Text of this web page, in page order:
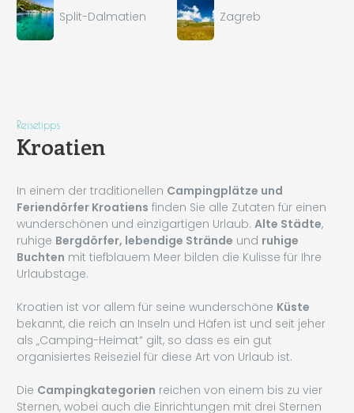
Split-Dalmatien Zagreb
Reisetipps
Kroatien
In einem der traditionellen Campingplätze und
Feriendörfer Kroatiens finden Sie alle Zutaten für einen
wunderschönen und einzigartigen Urlaub. Alte Städte,
ruhige Bergdörfer, lebendige Strände und ruhige
Buchten mit tiefblauem Meer bilden die Kulisse für Ihre
Urlaubstage.
Kroatien ist vor allem für seine wunderschöne Küste
bekannt, die reich an Inseln und Häfen ist und seit jeher
als „Camping-Heimat“ gilt, so dass es ein gut
organisiertes Reiseziel für diese Art von Urlaub ist.
Die Campingkategorien reichen von einem bis zu vier
Sternen, wobei auch die Einrichtungen mit drei Sternen